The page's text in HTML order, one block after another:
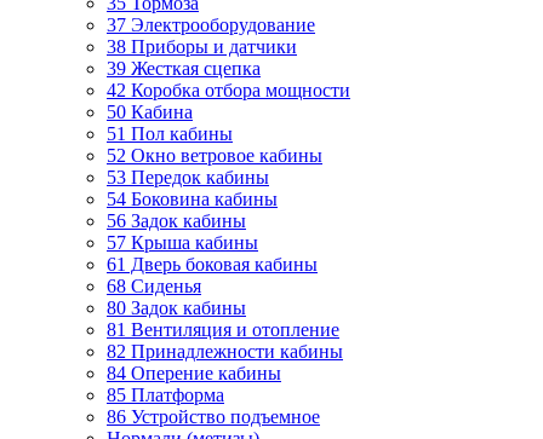
37 Электрооборудование
38 Приборы и датчики
39 Жесткая сцепка
42 Коробка отбора мощности
50 Кабина
51 Пол кабины
52 Окно ветровое кабины
53 Передок кабины
54 Боковина кабины
56 Задок кабины
57 Крыша кабины
61 Дверь боковая кабины
68 Сиденья
80 Задок кабины
81 Вентиляция и отопление
82 Принадлежности кабины
84 Оперение кабины
85 Платформа
86 Устройство подъемное